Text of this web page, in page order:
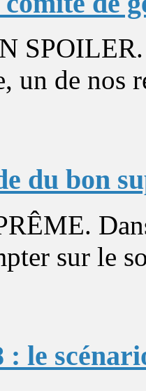
un de nos
du bon
sur le
: le